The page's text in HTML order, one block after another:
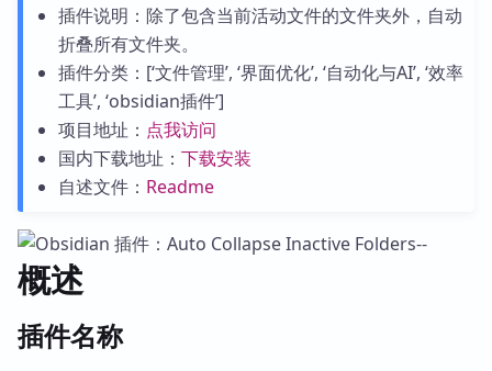
插件说明：除了包含当前活动文件的文件夹外，自动
折叠所有文件夹。
插件分类：[‘文件管理’, ‘界面优化’, ‘自动化与AI’, ‘效率
工具’, ‘obsidian插件’]
项目地址： 点我访问
国内下载地址： 下载安装
自述文件： Readme
概述
插件名称